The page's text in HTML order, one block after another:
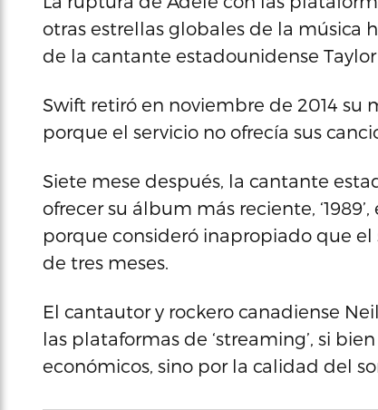
otras estrellas globales de la música
de la cantante estadounidense Taylor
Swift retiró en noviembre de 2014 su
porque el servicio no ofrecía sus
Siete mese después, la cantante
ofrecer su álbum más reciente,
porque consideró inapropiado que el
de tres meses.
El cantautor y rockero canadiense
las plataformas de ‘streaming’, si
económicos, sino por la calidad del